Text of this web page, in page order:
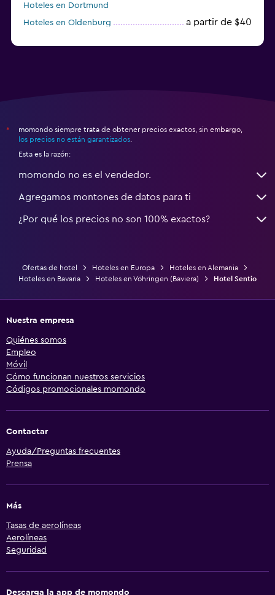
Hoteles en Dortmund
Hoteles en Oldenburg
a partir de $40
*
momondo siempre trata de obtener precios exactos, sin embargo,
los precios no están garantizados
Esta es la razón:
momondo no es el vendedor.
Agregamos montones de datos para ti
¿Por qué los precios no son 100% exactos?
Ofertas de hotel Hoteles en Europa
Hoteles en Alemania
Hoteles en Bavaria
Hoteles en Vöhringen (Baviera) Hotel Sentio
Nuestra empresa
Quiénes somos
Empleo
Móvil
Cómo funcionan nuestros servicios
Códigos promocionales momondo
Contactar
Ayuda/Preguntas frecuentes
Prensa
Más
Tasas de aerolíneas
Aerolíneas
Seguridad
Descarga la app de momondo